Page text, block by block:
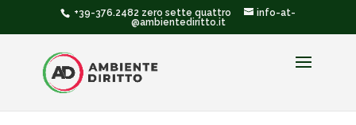
+39-376.2482 zero sette quattro
info-at-
@ambientediritto.it